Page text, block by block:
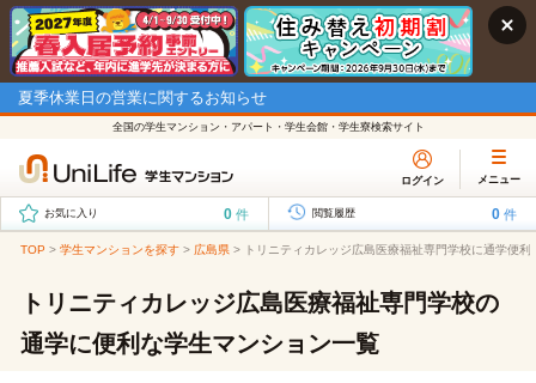
夏季休業日の営業に関するお知らせ
全国の学生マンション・アパート・学生会館・学生寮検索サイト
ログイン メニュー
お気に入り 0 件 閲覧履歴 0 件
TOP > 学生マンションを探す > 広島県 > トリニティカレッジ広島医療福祉専門学校に通学便
トリニティカレッジ広島医療福祉専門学校の
通学に便利な学生マンション一覧